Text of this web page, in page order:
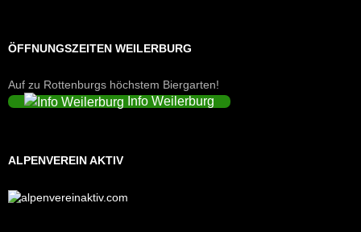
ÖFFNUNGSZEITEN WEILERBURG
Auf zu Rottenburgs höchstem Biergarten!
Info Weilerburg
ALPENVEREIN AKTIV